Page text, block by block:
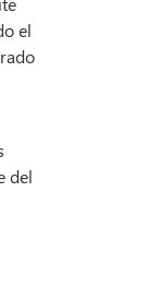
el
del